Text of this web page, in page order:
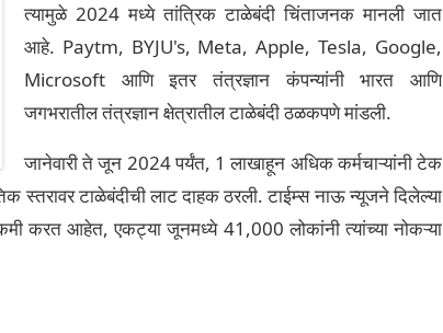
त्यामुळे 2024 मध्ये तांत्रिक टाळेबंदी चिंताजनक मानली जात
आहे. Paytm, BYJU's, Meta, Apple, Tesla, Google,
Microsoft आणि इतर तंत्रज्ञान कंपन्यांनी भारत आणि
जगभरातील तंत्रज्ञान क्षेत्रातील टाळेबंदी ठळकपणे मांडली.
जानेवारी ते जून 2024 पर्यंत, 1 लाखाहून अधिक कर्मचाऱ्यांनी टेक
स्तरावर टाळेबंदीची लाट दाहक ठरली. टाईम्स नाऊ न्यूजने दिलेल्या
कमी करत आहेत, एकट्या जूनमध्ये 41,000 लोकांनी त्यांच्या नोकऱ्या